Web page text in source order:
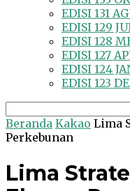
EDISI 131
EDISI 129
EDISI 128
EDISI 127
EDISI 124
EDISI 123
Beranda Kakao Lima
Perkebunan
Lima